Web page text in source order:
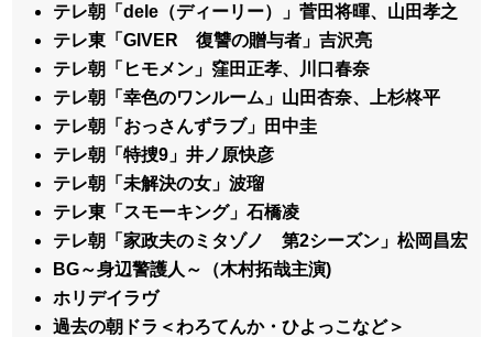
テレ朝「dele（ディーリー）」菅田将暉、山田孝之
テレ東「GIVER 復讐の贈与者」吉沢亮
テレ朝「ヒモメン」窪田正孝、川口春奈
テレ朝「幸色のワンルーム」山田杏奈、上杉柊平
テレ朝「おっさんずラブ」田中圭
テレ朝「特捜9」井ノ原快彦
テレ朝「未解決の女」波瑠
テレ東「スモーキング」石橋凌
テレ朝「家政夫のミタゾノ 第2シーズン」松岡昌宏
BG～身辺警護人～（木村拓哉主演)
ホリデイラヴ
過去の朝ドラ＜わろてんか・ひよっこなど＞